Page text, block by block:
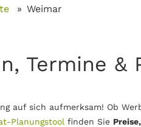
Weimar
Termine &
auf sich aufmerksam! Ob
Planungstool finden Sie